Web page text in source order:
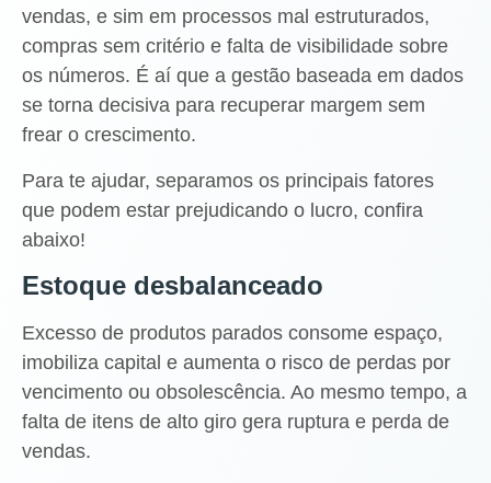
vendas, e sim em processos mal estruturados,
compras sem critério e falta de visibilidade sobre
os números. É aí que a gestão baseada em dados
se torna decisiva para recuperar margem sem
frear o crescimento.
Para te ajudar, separamos os principais fatores
que podem estar prejudicando o lucro, confira
abaixo!
Estoque desbalanceado
Excesso de produtos parados consome espaço,
imobiliza capital e aumenta o risco de perdas por
vencimento ou obsolescência. Ao mesmo tempo, a
falta de itens de alto giro gera ruptura e perda de
vendas.